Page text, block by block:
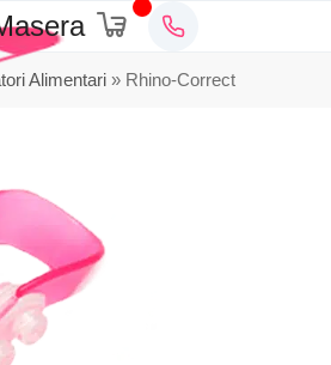
Alimentari » Rhino-Correct